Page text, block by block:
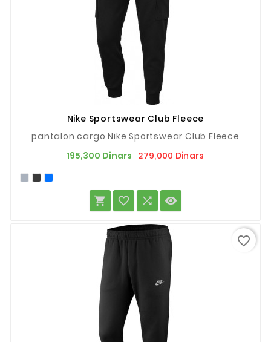
Nike Sportswear Club Fleece
pantalon cargo Nike Sportswear Club Fleece
195,300 Dinars 279,000 DinarsPrix
Prix
   
favorite_border